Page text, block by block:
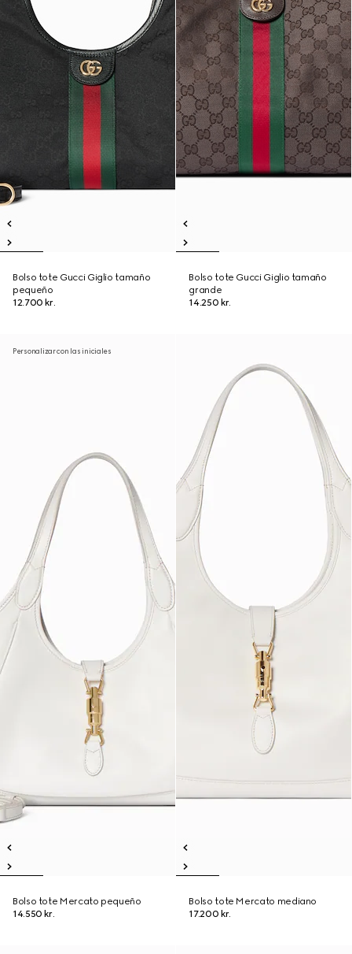
Bolso tote Gucci Giglio tamaño
pequeño
12.700 kr.
Bolso tote Gucci Giglio tamaño
grande
14.250 kr.
Personalizar con las iniciales
Bolso tote Mercato pequeño
14.550 kr.
Bolso tote Mercato mediano
17.200 kr.